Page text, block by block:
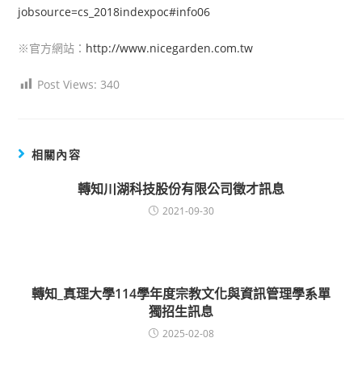
jobsource=cs_2018indexpoc#info06
※官方網站： http://www.nicegarden.com.tw
Post Views: 340
相關內容
轉知川湖科技股份有限公司徵才訊息
2021-09-30
轉知_真理大學114學年度宗教文化與資訊管理學系單
獨招生訊息
2025-02-08